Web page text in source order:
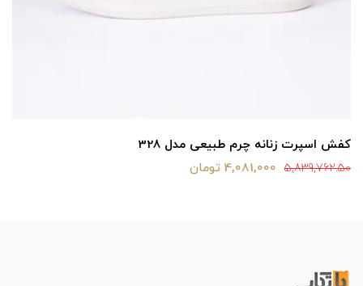
کفش اسپرت زنانه چرم طبیعی مدل 328
5,839,762.50 4,081,000 تومان